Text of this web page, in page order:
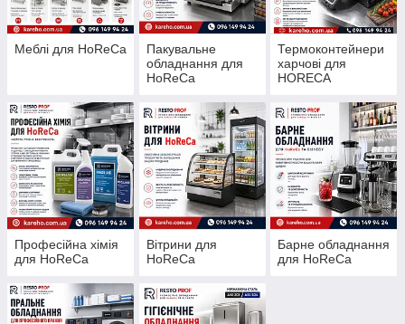
Меблі для HoReCa
Пакувальне
обладнання для
HoReCa
Термоконтейнери
харчові для
HORECA
Професійна хімія
для HoReCa
Вітрини для
HoReCa
Барне обладнання
для HoReCa